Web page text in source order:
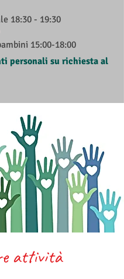
18:30 - 19:30
15:00-18:00
personali su richiesta al
attività